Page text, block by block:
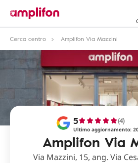
Cerca centro
Amplifon Via Mazzini
Amplifon Via
5 (4)
Ultimo aggiornamento:
Via Mazzini, 15, ang. Via